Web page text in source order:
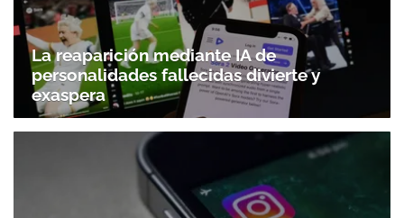
La reaparición mediante IA de
personalidades fallecidas divierte y
exaspera